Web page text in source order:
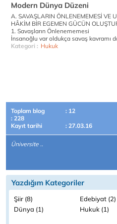
Modern Dünya Düzeni
A. SAVAŞLARIN ÖNLENEMEMESİ VE
HÂKİM BİR EGEMEN GÜCÜN
1. Savaşların Önlenememesi
İnsanoğlu var oldukça savaş kavramı
Kategori : Hukuk
Toplam blog
: 12
: 228
Kayıt tarihi
: 27.03.16
Üniversite ..
Yazdığım Kategoriler
Şiir (8)
Edebiyat (2)
Dünya (1)
Hukuk (1)